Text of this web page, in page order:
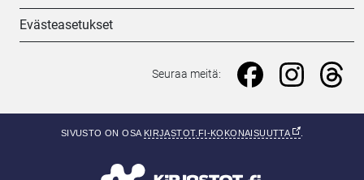
Evästeasetukset
Seuraa meitä: